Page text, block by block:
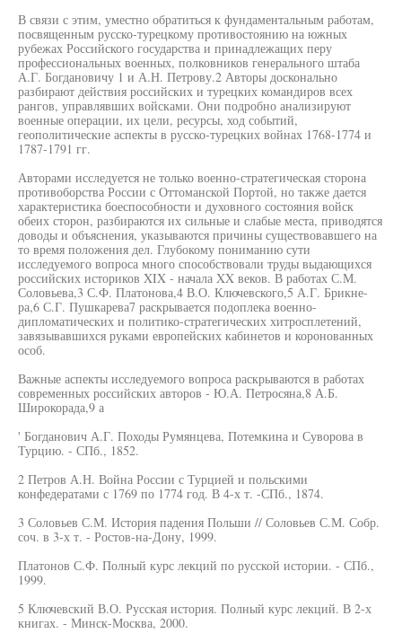
В связи с этим, уместно обратиться к фундаментальным работам,
посвященным русско-турецкому противостоянию на южных
рубежах Российского государства и принадлежащих перу
профессиональных военных, полковников генерального штаба
А.Г. Богдановичу 1 и А.Н. Петрову.2 Авторы досконально
разбирают действия российских и турецких командиров всех
рангов, управлявших войсками. Они подробно анализируют
военные операции, их цели, ресурсы, ход событий,
геополитические аспекты в русско-турецких войнах 1768-1774 и
1787-1791 гг.
Авторами исследуется не только военно-стратегическая сторона
противоборства России с Оттоманской Портой, но также дается
характеристика боеспособности и духовного состояния войск
обеих сторон, разбираются их сильные и слабые места, приводятся
доводы и объяснения, указываются причины существовавшего на
то время положения дел. Глубокому пониманию сути
исследуемого вопроса много способствовали труды выдающихся
российских историков XIX - начала XX веков. В работах С.М.
Соловьева,3 С.Ф. Платонова,4 В.О. Ключевского,5 А.Г. Брикне-
ра,6 С.Г. Пушкарева7 раскрывается подоплека военно-
дипломатических и политико-стратегических хитросплетений,
завязывавшихся руками европейских кабинетов и коронованных
особ.
Важные аспекты исследуемого вопроса раскрываются в работах
современных российских авторов - Ю.А. Петросяна,8 А.Б.
Широкорада,9 а
' Богданович А.Г. Походы Румянцева, Потемкина и Суворова в
Турцию. - СПб., 1852.
2 Петров А.Н. Война России с Турцией и польскими
конфедератами с 1769 по 1774 год. В 4-х т. -СПб., 1874.
3 Соловьев С.М. История падения Польши // Соловьев С.М. Собр.
соч. в 3-х т. - Ростов-на-Дону, 1999.
Платонов С.Ф. Полный курс лекций по русской истории. - СПб.,
1999.
5 Ключевский В.О. Русская история. Полный курс лекций. В 2-х
книгах. - Минск-Москва, 2000.